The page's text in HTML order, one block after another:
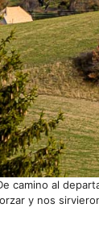
camino al
y nos